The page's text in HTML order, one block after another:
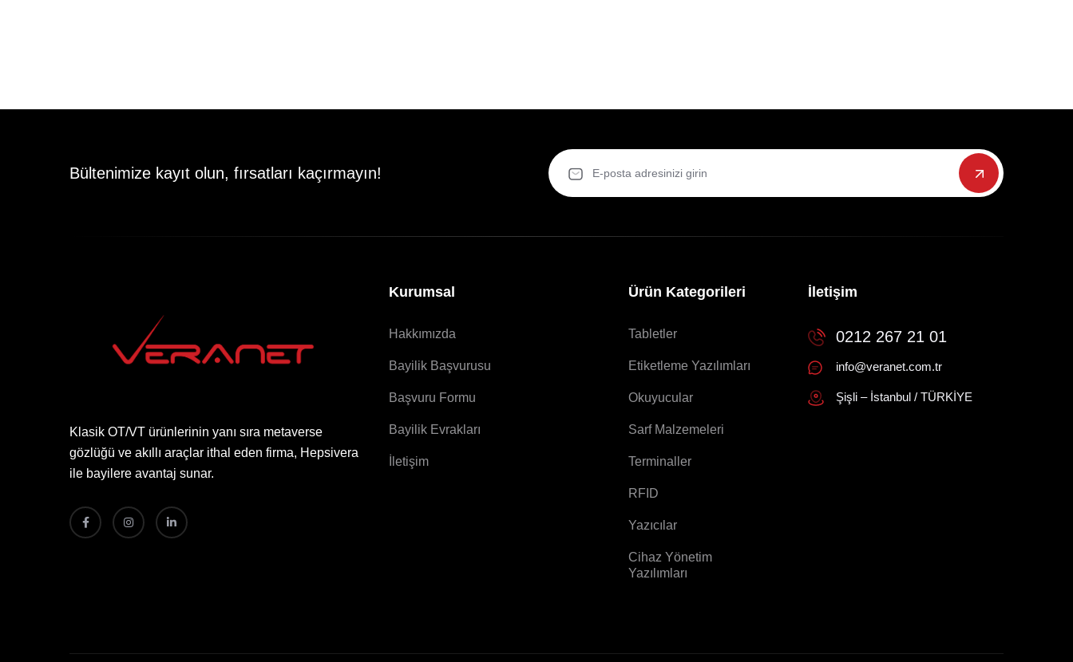
Bültenimize kayıt olun, fırsatları kaçırmayın!
Klasik OT/VT ürünlerinin yanı sıra metaverse
gözlüğü ve akıllı araçlar ithal eden firma, Hepsivera
ile bayilere avantaj sunar.
Kurumsal
Hakkımızda
Bayilik Başvurusu
Başvuru Formu
Bayilik Evrakları
İletişim
Ürün Kategorileri
Tabletler
Etiketleme Yazılımları
Okuyucular
Sarf Malzemeleri
Terminaller
RFID
Yazıcılar
Cihaz Yönetim
Yazılımları
İletişim
0212 267 21 01
info@veranet.com.tr
Şişli – İstanbul / TÜRKİYE